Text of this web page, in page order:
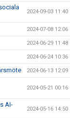
2024-09-03 11:40
2024-07-08 12:06
2024-06-29 11:48
2024-06-24 10:36
2024-06-13 12:09
2024-05-21 00:16
AI-
2024-05-16 14:50